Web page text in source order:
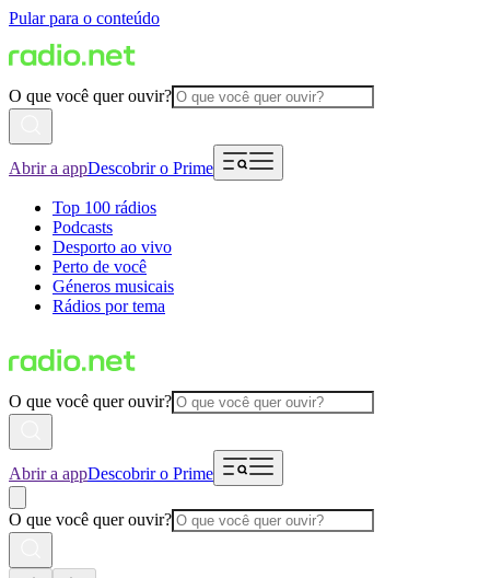
Pular para o conteúdo
O que você quer ouvir?
Abrir a appDescobrir o Prime
Top 100 rádios
Podcasts
Desporto ao vivo
Perto de você
Géneros musicais
Rádios por tema
O que você quer ouvir?
Abrir a appDescobrir o Prime
O que você quer ouvir?